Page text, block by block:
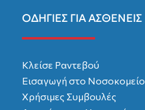
ΟΔΗΓΙΕΣ ΓΙΑ ΑΣΘΕΝΕΙΣ
Κλείσε Ραντεβού
Εισαγωγή στο Νοσοκομείο
Χρήσιμες Συμβουλές